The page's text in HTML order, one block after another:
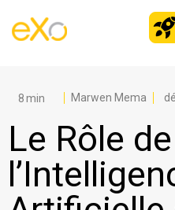
Intranet moderne
Plateforme collaborative
Réseau social
Hub de connaissances
Portail d’applications
Marwen Mema
Le Rôle de